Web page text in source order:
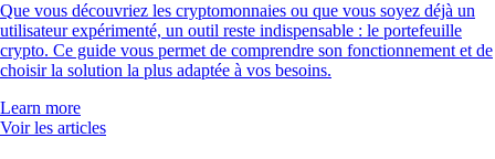
Que vous découvriez les cryptomonnaies ou que vous soyez déjà un
utilisateur expérimenté, un outil reste indispensable : le portefeuille
crypto. Ce guide vous permet de comprendre son fonctionnement et de
choisir la solution la plus adaptée à vos besoins.
Learn more
Voir les articles